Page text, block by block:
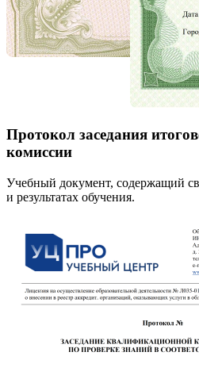
Протокол заседания
комиссии
Учебный документ, содержащий
и результатах обучения.